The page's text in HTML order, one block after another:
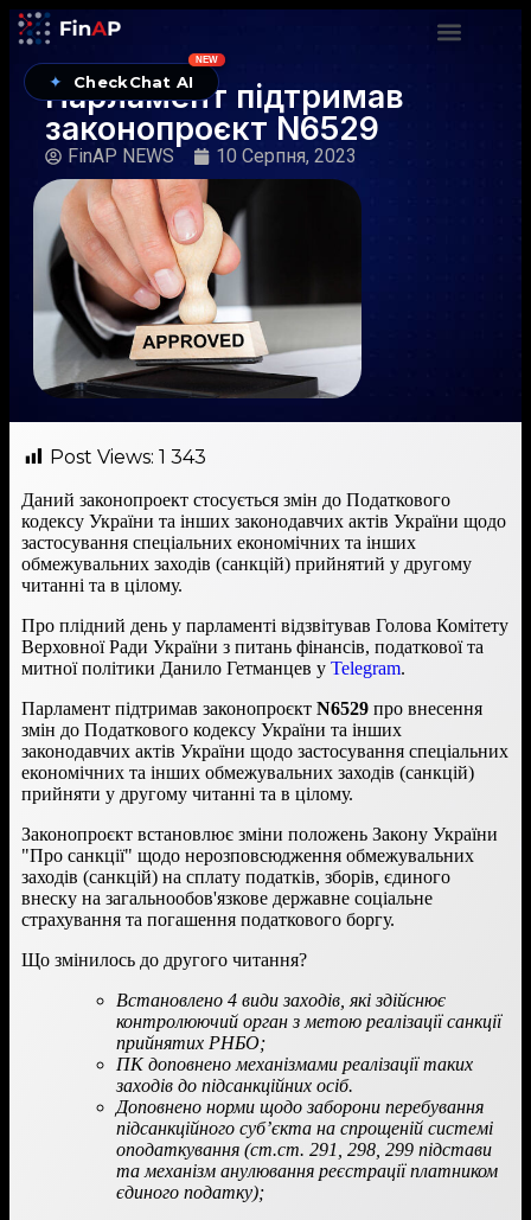
✦ CheckChat AI
NEW
Парламент підтримав
законопроєкт N6529
FinAP NEWS 10 Серпня, 2023
Post Views: 1 343
Даний законопроект стосується змін до Податкового
кодексу України та інших законодавчих актів України щодо
застосування спеціальних економічних та інших
обмежувальних заходів (санкцій) прийнятий у другому
читанні та в цілому.
Про плідний день у парламенті відзвітував Голова Комітету
Верховної Ради України з питань фінансів, податкової та
митної політики Данило Гетманцев у Telegram.
Парламент підтримав законопроєкт N6529 про внесення
змін до Податкового кодексу України та інших
законодавчих актів України щодо застосування спеціальних
економічних та інших обмежувальних заходів (санкцій)
прийняти у другому читанні та в цілому.
Законопроєкт встановлює зміни положень Закону України
"Про санкції" щодо нерозповсюдження обмежувальних
заходів (санкцій) на сплату податків, зборів, єдиного
внеску на загальнообов'язкове державне соціальне
страхування та погашення податкового боргу.
Що змінилось до другого читання?
Встановлено 4 види заходів, які здійснює
контролюючий орган з метою реалізації санкції
прийнятих РНБО;
ПК доповнено механізмами реалізації таких
заходів до підсанкційних осіб.
Доповнено норми щодо заборони перебування
підсанкційного суб’єкта на спрощеній системі
оподаткування (ст.ст. 291, 298, 299 підстави
та механізм анулювання реєстрації платником
єдиного податку);